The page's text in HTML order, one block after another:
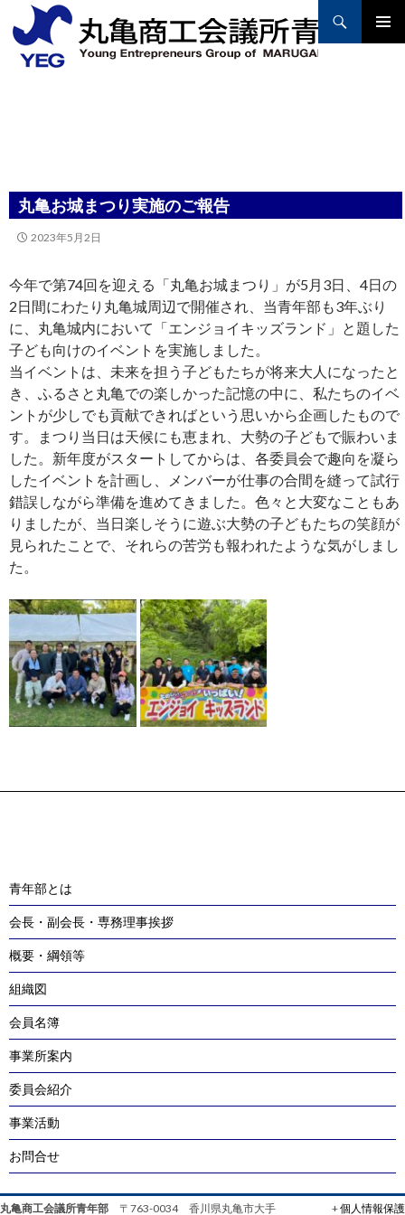
Search
丸亀お城まつり実施のご報告
2023年5月2日
今年で第74回を迎える「丸亀お城まつり」が5月3日、4日の
2日間にわたり丸亀城周辺で開催され、当青年部も3年ぶり
に、丸亀城内において「エンジョイキッズランド」と題した
子ども向けのイベントを実施しました。
当イベントは、未来を担う子どもたちが将来大人になったと
き、ふるさと丸亀での楽しかった記憶の中に、私たちのイベ
ントが少しでも貢献できればという思いから企画したもので
す。まつり当日は天候にも恵まれ、大勢の子どもで賑わいま
した。新年度がスタートしてからは、各委員会で趣向を凝ら
したイベントを計画し、メンバーが仕事の合間を縫って試行
錯誤しながら準備を進めてきました。色々と大変なこともあ
りましたが、当日楽しそうに遊ぶ大勢の子どもたちの笑顔が
見られたことで、それらの苦労も報われたような気がしまし
た。
青年部とは
会長・副会長・専務理事挨拶
概要・綱領等
組織図
会員名簿
事業所案内
委員会紹介
事業活動
お問合せ
丸亀商工会議所青年部 〒763-0034 香川県丸亀市大手 +個人情報保護